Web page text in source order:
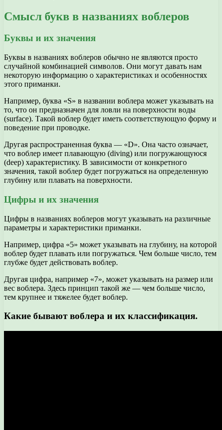
Смысл букв в названиях воблеров
Буквы и их значения
Буквы в названиях воблеров обычно не являются просто
случайной комбинацией символов. Они могут давать нам
некоторую информацию о характеристиках и особенностях
этого приманки.
Например, буква «S» в названии воблера может указывать на
то, что он предназначен для ловли на поверхности воды
(surface). Такой воблер будет иметь соответствующую форму и
поведение при проводке.
Другая распространенная буква — «D». Она часто означает,
что воблер имеет плавающую (diving) или погружающуюся
(deep) характеристику. В зависимости от конкретного
значения, такой воблер будет погружаться на определенную
глубину или плавать на поверхности.
Цифры и их значения
Цифры в названиях воблеров могут указывать на различные
параметры и характеристики приманки.
Например, цифра «5» может указывать на глубину, на которой
воблер будет плавать или погружаться. Чем больше число, тем
глубже будет действовать воблер.
Другая цифра, например «7», может указывать на размер или
вес воблера. Здесь принцип такой же — чем больше число,
тем крупнее и тяжелее будет воблер.
Какие бывают воблера и их классификация.